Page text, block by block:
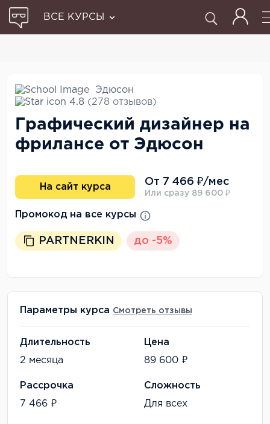
ВСЕ КУРСЫ
Эдюсон
4.8 (278 отзывов)
Графический дизайнер на
фрилансе от Эдюсон
На сайт курса
От 7 466 ₽/мес
Или сразу 89 600 ₽
Промокод на все курсы
PARTNERKIN до -5%
Параметры курса Смотреть отзывы
Длительность
2 месяца
Цена
89 600 ₽
Рассрочка
7 466 ₽
Сложность
Для всех